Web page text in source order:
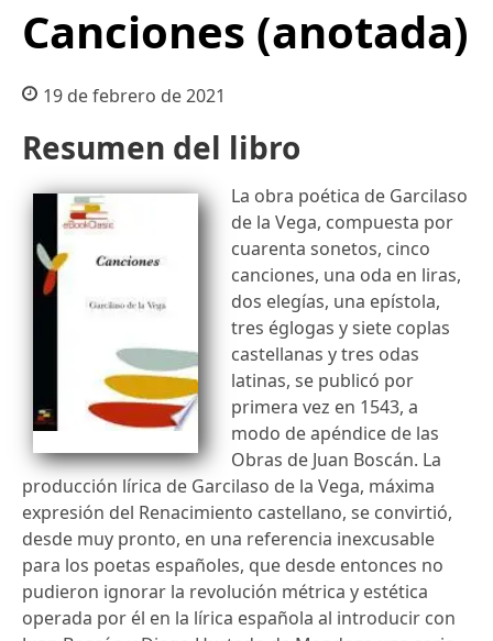
Canciones (anotada)
19 de febrero de 2021
Resumen del libro
La obra poética de Garcilaso
de la Vega, compuesta por
cuarenta sonetos, cinco
canciones, una oda en liras,
dos elegías, una epístola,
tres églogas y siete coplas
castellanas y tres odas
latinas, se publicó por
primera vez en 1543, a
modo de apéndice de las
Obras de Juan Boscán. La
producción lírica de Garcilaso de la Vega, máxima
expresión del Renacimiento castellano, se convirtió,
desde muy pronto, en una referencia inexcusable
para los poetas españoles, que desde entonces no
pudieron ignorar la revolución métrica y estética
operada por él en la lírica española al introducir con